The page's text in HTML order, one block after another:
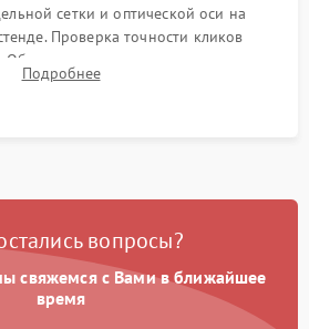
сетки и оптической оси на
Проверка точности кликов
Обязательное испытание прицела на
проверки устойчивости к отдаче и
Подробнее
вопросы?
свяжемся с Вами в ближайшее
время